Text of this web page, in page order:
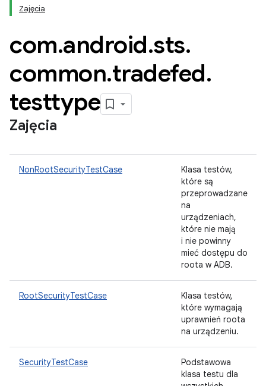
Zajęcia
com.android.sts.
common.tradefed.
testtype
Zajęcia
NonRootSecurityTestCase
Klasa testów,
które są
przeprowadzane
na
urządzeniach,
które nie mają
i nie powinny
mieć dostępu do
roota w ADB.
RootSecurityTestCase
Klasa testów,
które wymagają
uprawnień roota
na urządzeniu.
SecurityTestCase
Podstawowa
klasa testu dla